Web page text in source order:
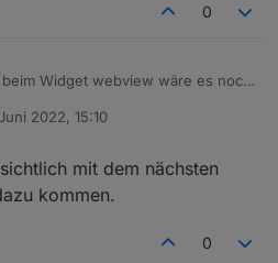
0
beim Widget webview wäre es noch
Website zurückgreifen
das machbar?
2022, 15:10
mit dem nächsten
kommen.
0